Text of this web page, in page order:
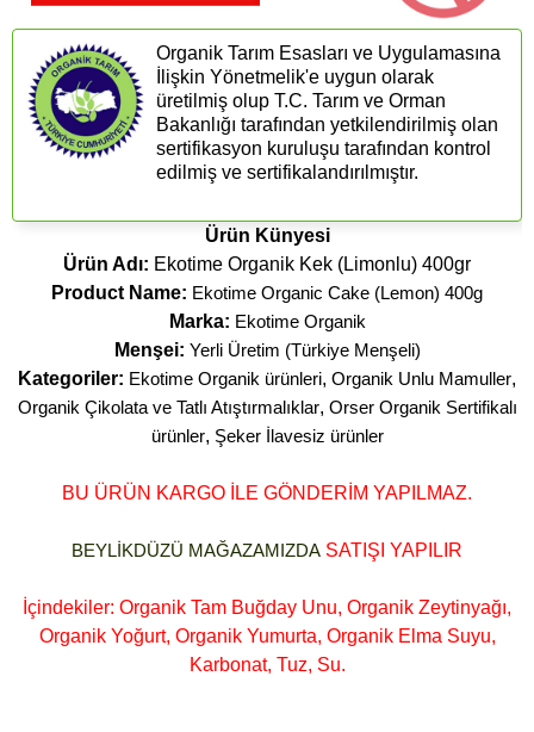
Organik Tarım Esasları ve Uygulamasına
İlişkin Yönetmelik'e uygun olarak
üretilmiş olup T.C. Tarım ve Orman
Bakanlığı tarafından yetkilendirilmiş olan
sertifikasyon kuruluşu tarafından kontrol
edilmiş ve sertifikalandırılmıştır.
Ürün Künyesi
Ürün Adı: Ekotime Organik Kek (Limonlu) 400gr
Product Name: Ekotime Organic Cake (Lemon) 400g
Marka: Ekotime Organik
Menşei: Yerli Üretim (Türkiye Menşeli)
Kategoriler: Ekotime Organik ürünleri, Organik Unlu Mamuller,
Organik Çikolata ve Tatlı Atıştırmalıklar, Orser Organik Sertifikalı
ürünler, Şeker İlavesiz ürünler
BU ÜRÜN KARGO İLE GÖNDERİM YAPILMAZ.
BEYLİKDÜZÜ MAĞAZAMIZDA SATIŞI YAPILIR
İçindekiler: Organik Tam Buğday Unu, Organik Zeytinyağı,
Organik Yoğurt, Organik Yumurta, Organik Elma Suyu,
Karbonat, Tuz, Su.